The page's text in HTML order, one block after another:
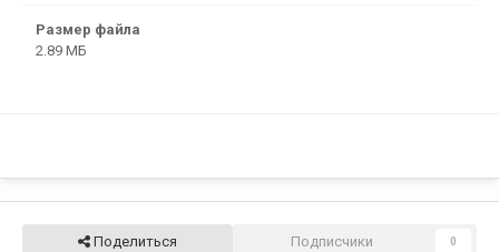
Размер файла
2.89 МБ
Поделиться Подписчики 0